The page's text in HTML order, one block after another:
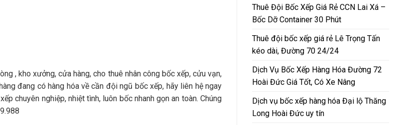
, kho xưởng, cửa hàng, cho thuê nhân công bốc xếp, cửu vạn,
đang có hàng hóa về cần đội ngũ bốc xếp, hãy liên hệ ngay
chuyên nghiệp, nhiệt tình, luôn bốc nhanh gọn an toàn. Chúng
Thuê Đội Bốc Xếp Giá Rẻ CCN Lai Xá –
Bốc Dỡ Container 30 Phút
Thuê đội bốc xếp giá rẻ Lê Trọng Tấn
kéo dài, Đường 70 24/24
Dịch Vụ Bốc Xếp Hàng Hóa Đường 72
Hoài Đức Giá Tốt, Có Xe Nâng
Dịch vụ bốc xếp hàng hóa Đại lộ Thăng
Long Hoài Đức uy tín